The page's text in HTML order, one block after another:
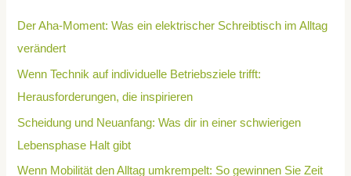
Der Aha-Moment: Was ein elektrischer Schreibtisch im Alltag
verändert
Wenn Technik auf individuelle Betriebsziele trifft:
Herausforderungen, die inspirieren
Scheidung und Neuanfang: Was dir in einer schwierigen
Lebensphase Halt gibt
Wenn Mobilität den Alltag umkrempelt: So gewinnen Sie Zeit